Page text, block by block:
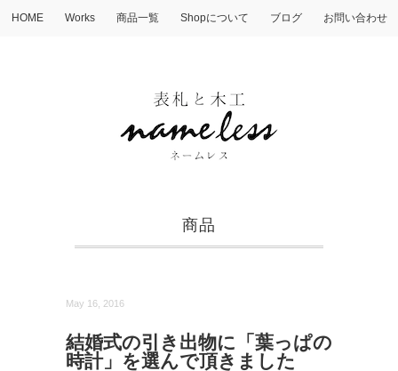
HOME Works 商品一覧 Shopについて ブログ お問い合わせ
商品
May 16, 2016
結婚式の引き出物に「葉っぱの
時計」を選んで頂きました